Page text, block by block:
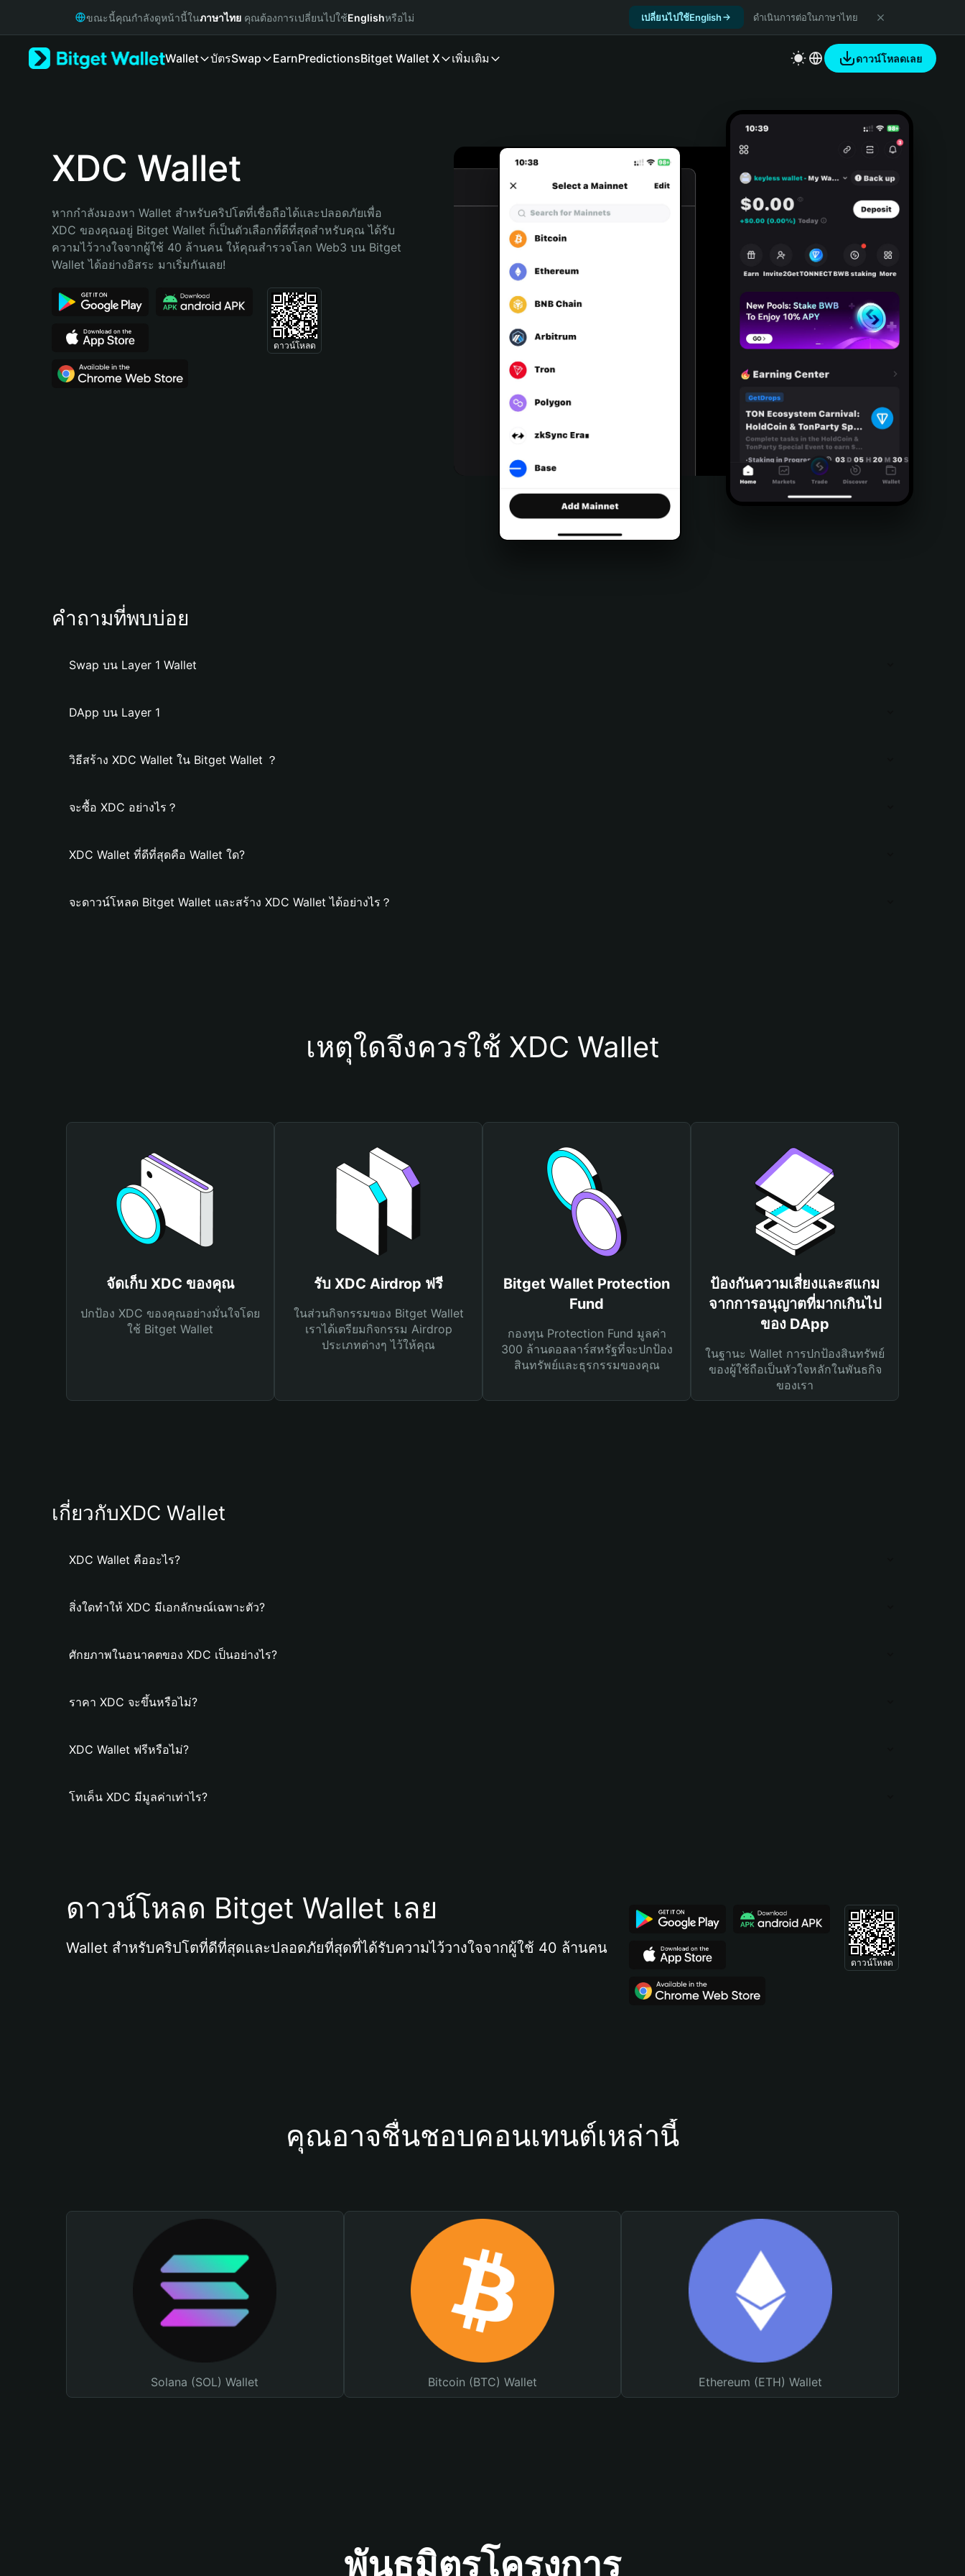
Русский
Bahasa Indonesia
Português (Brasil)
ขณะนี้คุณกำลังดูหน้านี้ในภาษาไทย คุณต้องการเปลี่ยนไปใช้Englishหรือไม่ เปลี่ยนไปใช้English ดำเนินการต่อในภาษาไทย
Wallet บัตรSwap EarnPredictionsBitget Wallet X เพิ่มเติม ดาวน์โหลดเลย
XDC Wallet
หากกำลังมองหา Wallet สำหรับคริปโตที่เชื่อถือได้และปลอดภัยเพื่อ
XDC ของคุณอยู่ Bitget Wallet ก็เป็นตัวเลือกที่ดีที่สุดสำหรับคุณ ได้รับ
ความไว้วางใจจากผู้ใช้ 40 ล้านคน ให้คุณสำรวจโลก Web3 บน Bitget
Wallet ได้อย่างอิสระ มาเริ่มกันเลย!
ดาวน์โหลด
คำถามที่พบบ่อย
Swap บน Layer 1 Wallet
DApp บน Layer 1
วิธีสร้าง XDC Wallet ใน Bitget Wallet ？
จะซื้อ XDC อย่างไร？
XDC Wallet ที่ดีที่สุดคือ Wallet ใด?
จะดาวน์โหลด Bitget Wallet และสร้าง XDC Wallet ได้อย่างไร？
เหตุใดจึงควรใช้ XDC Wallet
จัดเก็บ XDC ของคุณ
ปกป้อง XDC ของคุณอย่างมั่นใจโดย
ใช้ Bitget Wallet
รับ XDC Airdrop ฟรี
ในส่วนกิจกรรมของ Bitget Wallet
เราได้เตรียมกิจกรรม Airdrop
ประเภทต่างๆ ไว้ให้คุณ
Bitget Wallet Protection
Fund
กองทุน Protection Fund มูลค่า
300 ล้านดอลลาร์สหรัฐที่จะปกป้อง
สินทรัพย์และธุรกรรมของคุณ
ป้องกันความเสี่ยงและสแกม
จากการอนุญาตที่มากเกินไป
ของ DApp
ในฐานะ Wallet การปกป้องสินทรัพย์
ของผู้ใช้ถือเป็นหัวใจหลักในพันธกิจ
ของเรา
เกี่ยวกับXDC Wallet
XDC Wallet คืออะไร?
สิ่งใดทำให้ XDC มีเอกลักษณ์เฉพาะตัว?
ศักยภาพในอนาคตของ XDC เป็นอย่างไร?
ราคา XDC จะขึ้นหรือไม่?
XDC Wallet ฟรีหรือไม่?
โทเค็น XDC มีมูลค่าเท่าไร?
ดาวน์โหลด Bitget Wallet เลย
Wallet สำหรับคริปโตที่ดีที่สุดและปลอดภัยที่สุดที่ได้รับความไว้วางใจจากผู้ใช้ 40 ล้านคน
ดาวน์โหลด
คุณอาจชื่นชอบคอนเทนต์เหล่านี้
Solana (SOL) Wallet Bitcoin (BTC) Wallet Ethereum (ETH) Wallet
พันธมิตรโครงการ